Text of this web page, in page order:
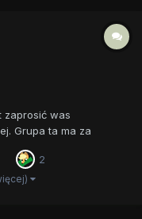
zaprosić was
Grupa ta ma za
spójnej i przede
chciał by być.
2